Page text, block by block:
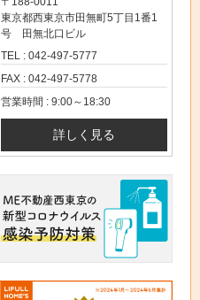
東京都西東京市田無町5丁目1番1
号 田無北口ビル
TEL : 042-497-5777
FAX : 042-497-5778
営業時間 : 9:00～18:30
詳しく見る